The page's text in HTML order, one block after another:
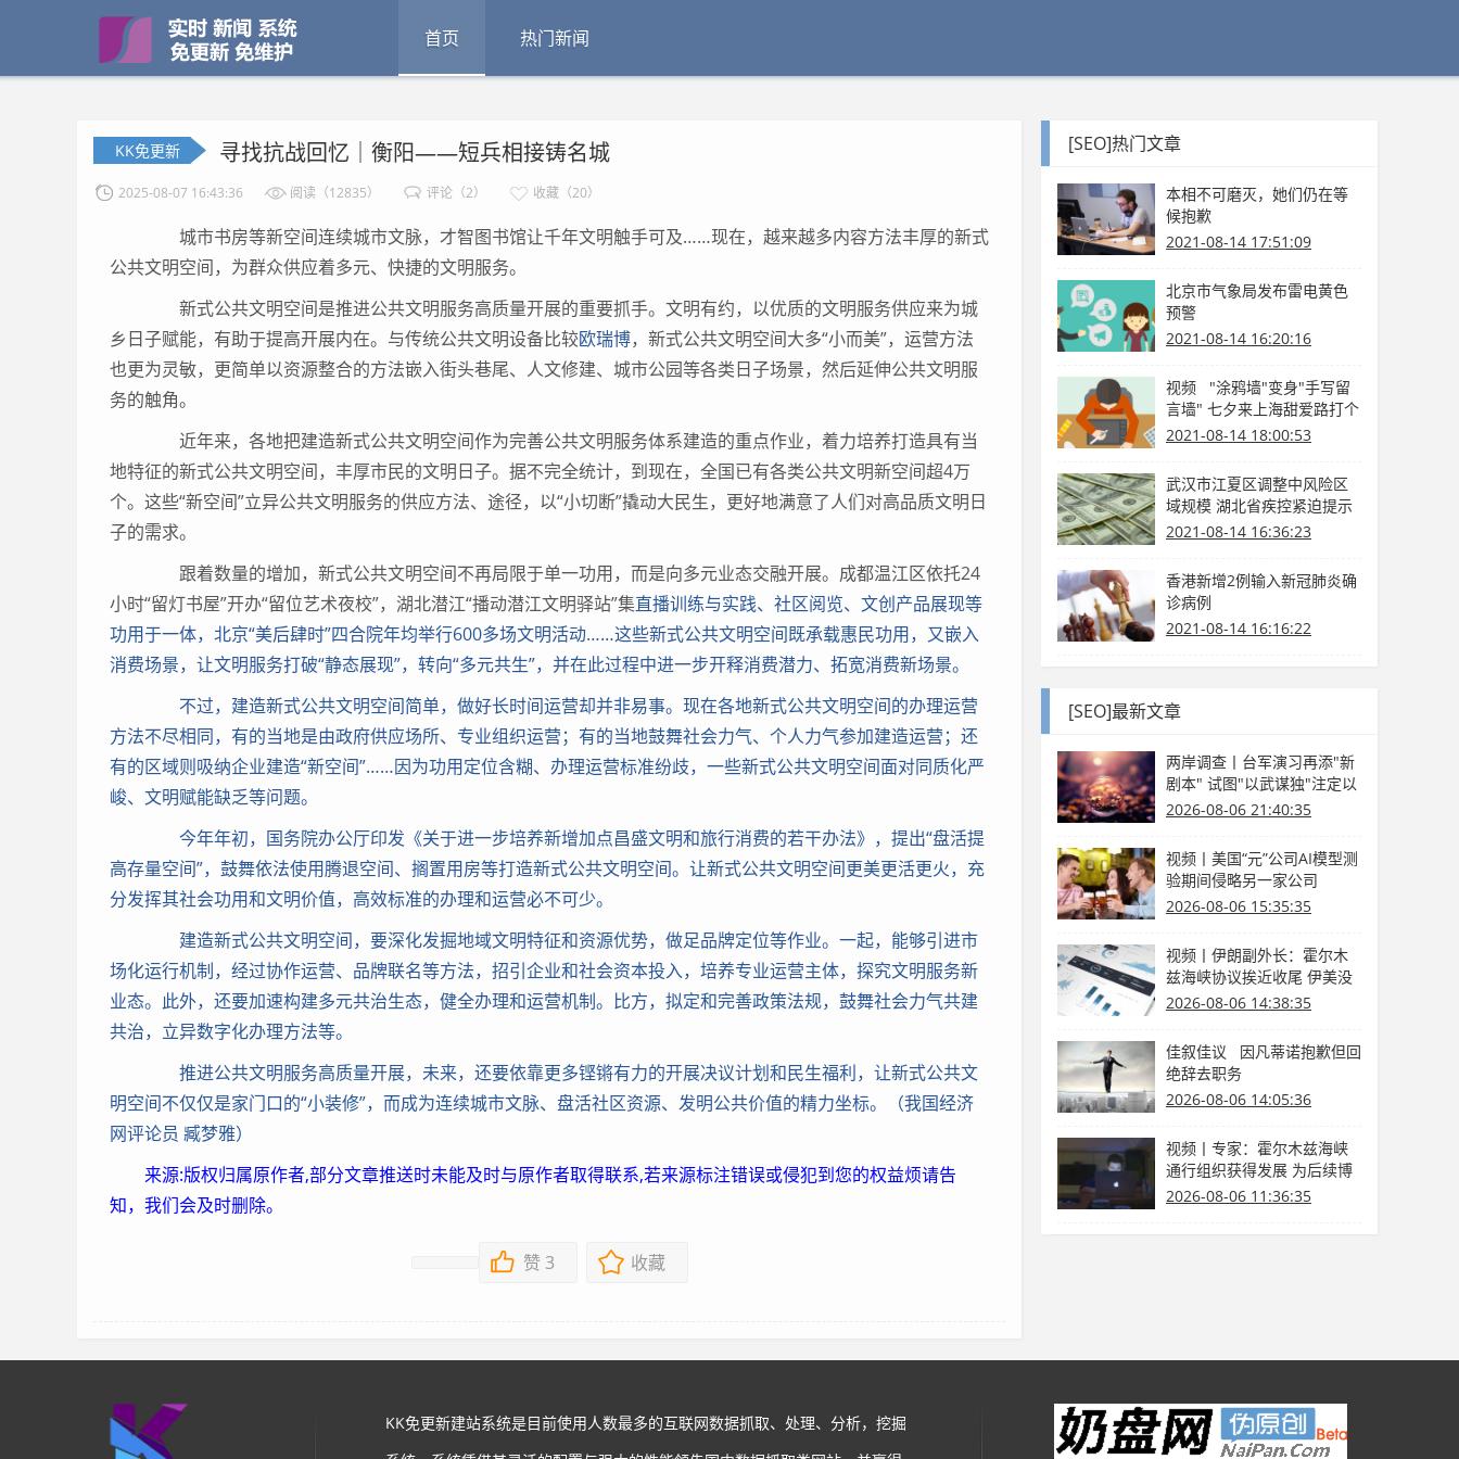
首页 热门新闻
KK免更新 寻找抗战回忆｜衡阳——短兵相接铸名城
2025-08-07 16:43:36 阅读（12835） 评论（2） 收藏（20）
城市书房等新空间连续城市文脉，才智图书馆让千年文明触手可及……现在，越来越多内容方法丰厚的新式
公共文明空间，为群众供应着多元、快捷的文明服务。
新式公共文明空间是推进公共文明服务高质量开展的重要抓手。文明有约，以优质的文明服务供应来为城
乡日子赋能，有助于提高开展内在。与传统公共文明设备比较欧瑞博，新式公共文明空间大多“小而美”，运营方法
也更为灵敏，更简单以资源整合的方法嵌入街头巷尾、人文修建、城市公园等各类日子场景，然后延伸公共文明服
务的触角。
近年来，各地把建造新式公共文明空间作为完善公共文明服务体系建造的重点作业，着力培养打造具有当
地特征的新式公共文明空间，丰厚市民的文明日子。据不完全统计，到现在，全国已有各类公共文明新空间超4万
个。这些“新空间”立异公共文明服务的供应方法、途径，以“小切断”撬动大民生，更好地满意了人们对高品质文明日
子的需求。
跟着数量的增加，新式公共文明空间不再局限于单一功用，而是向多元业态交融开展。成都温江区依托24
小时“留灯书屋”开办“留位艺术夜校”，湖北潜江“播动潜江文明驿站”集直播训练与实践、社区阅览、文创产品展现等
功用于一体，北京“美后肆时”四合院年均举行600多场文明活动……这些新式公共文明空间既承载惠民功用，又嵌入
消费场景，让文明服务打破“静态展现”，转向“多元共生”，并在此过程中进一步开释消费潜力、拓宽消费新场景。
不过，建造新式公共文明空间简单，做好长时间运营却并非易事。现在各地新式公共文明空间的办理运营
方法不尽相同，有的当地是由政府供应场所、专业组织运营；有的当地鼓舞社会力气、个人力气参加建造运营；还
有的区域则吸纳企业建造“新空间”……因为功用定位含糊、办理运营标准纷歧，一些新式公共文明空间面对同质化严
峻、文明赋能缺乏等问题。
今年年初，国务院办公厅印发《关于进一步培养新增加点昌盛文明和旅行消费的若干办法》，提出“盘活提
高存量空间”，鼓舞依法使用腾退空间、搁置用房等打造新式公共文明空间。让新式公共文明空间更美更活更火，充
分发挥其社会功用和文明价值，高效标准的办理和运营必不可少。
建造新式公共文明空间，要深化发掘地域文明特征和资源优势，做足品牌定位等作业。一起，能够引进市
场化运行机制，经过协作运营、品牌联名等方法，招引企业和社会资本投入，培养专业运营主体，探究文明服务新
业态。此外，还要加速构建多元共治生态，健全办理和运营机制。比方，拟定和完善政策法规，鼓舞社会力气共建
共治，立异数字化办理方法等。
推进公共文明服务高质量开展，未来，还要依靠更多铿锵有力的开展决议计划和民生福利，让新式公共文
明空间不仅仅是家门口的“小装修”，而成为连续城市文脉、盘活社区资源、发明公共价值的精力坐标。（我国经济
网评论员 臧梦雅）
来源:版权归属原作者,部分文章推送时未能及时与原作者取得联系,若来源标注错误或侵犯到您的权益烦请告
知，我们会及时删除。
赞 3 收藏
[SEO]热门文章
本相不可磨灭，她们仍在等
候抱歉
2021-08-14 17:51:09
北京市气象局发布雷电黄色
预警
2021-08-14 16:20:16
视频 "涂鸦墙"变身"手写留
言墙" 七夕来上海甜爱路打个
卡吧
2021-08-14 18:00:53
武汉市江夏区调整中风险区
域规模 湖北省疾控紧迫提示
2021-08-14 16:36:23
香港新增2例输入新冠肺炎确
诊病例
2021-08-14 16:16:22
[SEO]最新文章
两岸调查丨台军演习再添"新
剧本" 试图"以武谋独"注定以
卵击石
2026-08-06 21:40:35
视频丨美国“元”公司AI模型测
验期间侵略另一家公司
2026-08-06 15:35:35
视频丨伊朗副外长：霍尔木
兹海峡协议挨近收尾 伊美没
有商洽
2026-08-06 14:38:35
佳叙佳议 因凡蒂诺抱歉但回
绝辞去职务
2026-08-06 14:05:36
视频丨专家：霍尔木兹海峡
通行组织获得发展 为后续博
弈供给缓冲期
2026-08-06 11:36:35
KK免更新建站系统是目前使用人数最多的互联网数据抓取、处理、分析，挖掘